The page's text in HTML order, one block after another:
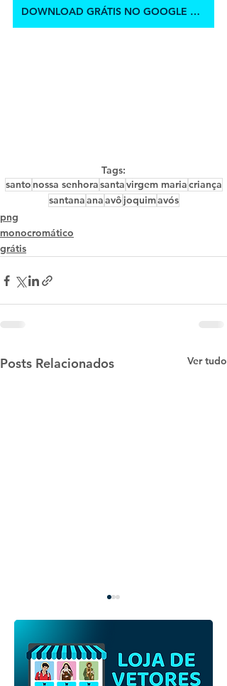
DOWNLOAD GRÁTIS NO GOOGLE DRIVE
Tags:
santo nossa senhorasantavirgem mariacriança
santanaanaavô joquimavós
png
monocromático
grátis
Posts Relacionados Ver tudo